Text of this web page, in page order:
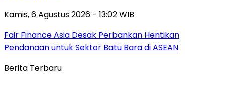
Kamis, 6 Agustus 2026 - 13:02 WIB
Fair Finance Asia Desak Perbankan Hentikan
Pendanaan untuk Sektor Batu Bara di ASEAN
Berita Terbaru